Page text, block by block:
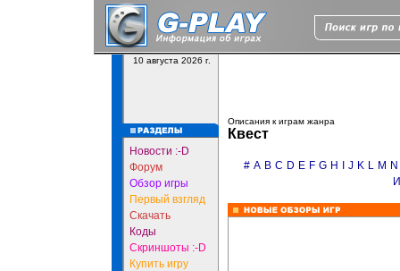
10 августа 2026 г.
Новости :-D
Форум
Обзор игры
Первый взгляд
Скачать
Коды
Скриншоты :-D
Купить игру
Описания к играм жанра
Квест
# A B C D E F G H J K L M N